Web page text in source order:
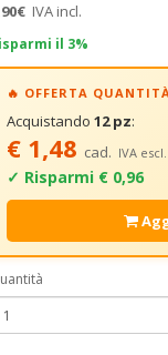
IVA incl.
il 3%
🔥 OFFERTA
Acquistando12 pz:
€ 1,48 cad. IVA escl.
✓ Risparmi € 0,96